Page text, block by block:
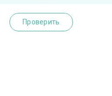
Проверить